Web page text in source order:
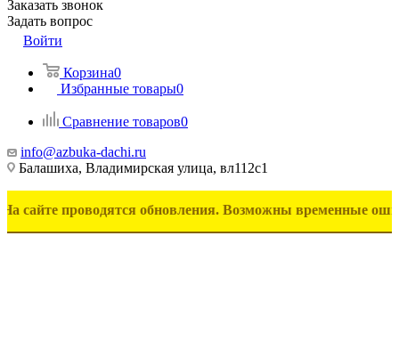
Заказать звонок
Задать вопрос
Войти
Корзина0
Избранные товары0
Сравнение товаров0
info@azbuka-dachi.ru
Балашиха, Владимирская улица, вл112с1
обновления. Возможны временные ошибки в